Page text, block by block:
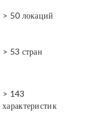
> 50 локаций
> 53 стран
> 143
характеристик